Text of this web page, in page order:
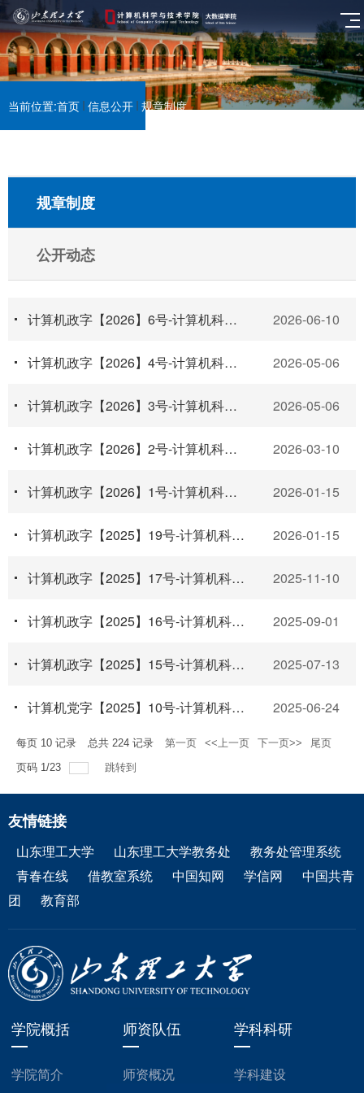
当前位置:首页 信息公开 规章制度
规章制度
公开动态
计算机政字【2026】6号-计算机科学与技术学院2026年“安全生产月”活动实施方案 2026-06-10
计算机政字【2026】4号-计算机科学与技术学院研究生国家奖学金评审办法 2026-05-06
计算机政字【2026】3号-计算机科学与技术学院关于更新实验室安全领导小组的通知 2026-05-06
计算机政字【2026】2号-计算机科学与技术学院2026年普通本科学生转专业办法 2026-03-10
计算机政字【2026】1号-计算机科学与技术学院关于做好2025—2026学年寒假期间有关工作的通知 2026-01-15
计算机政字【2025】19号-计算机科学与技术学院本科教育教学质量评价办法（试行） 2026-01-15
计算机政字【2025】17号-计算机科学与技术学院“119”消防宣传月活动实施方案 2025-11-10
计算机政字【2025】16号-计算机科学与技术学院2026年推荐优秀应届本科毕业生免试攻读研究生实施... 2025-09-01
计算机政字【2025】15号-计算机科学与技术学院2025年暑期工作安排 2025-07-13
计算机党字【2025】10号-计算机科学与技术学院关于开展师德警示教育和师德师风问题排查整治工作... 2025-06-24
每页 10 记录 总共 224 记录 第一页 <<上一页 下一页>>
尾页
页码 1/23 跳转到
友情链接
山东理工大学 山东理工大学教务处
教务处管理系统
青春在线
借教室系统 中国知网 学信网
中国共青
团
教育部
学院概括
学院简介
师资队伍
师资概况
学科科研
学科建设